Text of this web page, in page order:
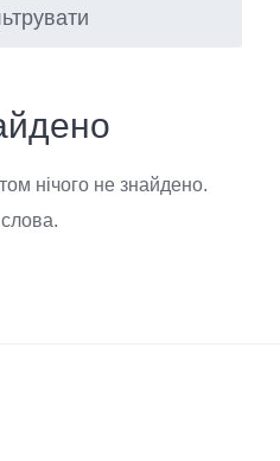
нічого не знайдено.